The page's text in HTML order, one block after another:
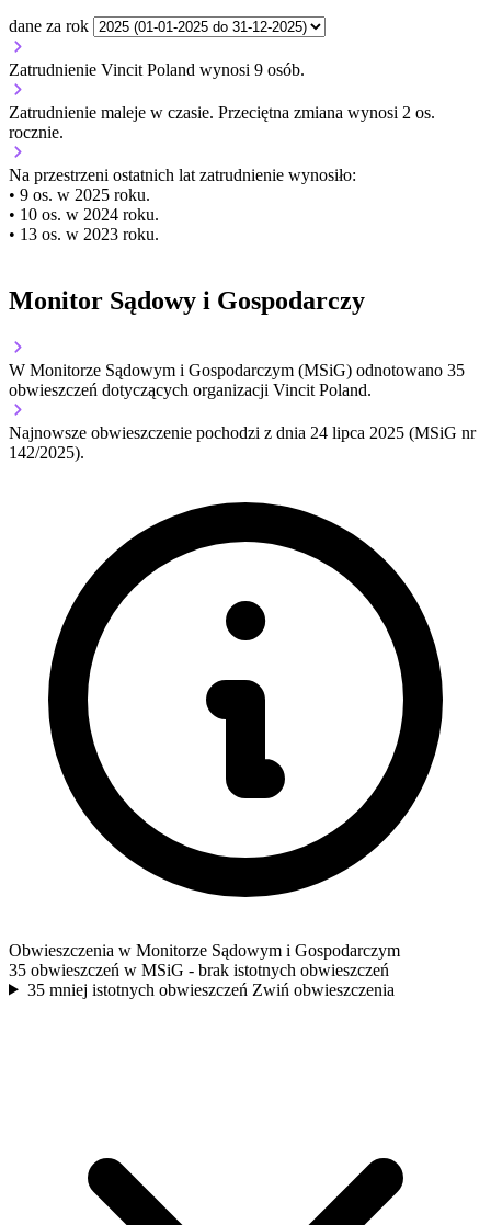
dane za rok
Zatrudnienie Vincit Poland wynosi 9 osób.
Zatrudnienie maleje w czasie. Przeciętna zmiana wynosi 2 os.
rocznie.
Na przestrzeni ostatnich lat zatrudnienie wynosiło:
• 9 os. w 2025 roku.
• 10 os. w 2024 roku.
• 13 os. w 2023 roku.
Monitor Sądowy i Gospodarczy
W Monitorze Sądowym i Gospodarczym (MSiG) odnotowano 35
obwieszczeń dotyczących organizacji Vincit Poland.
Najnowsze obwieszczenie pochodzi z dnia 24 lipca 2025 (MSiG nr
142/2025).
Obwieszczenia w Monitorze Sądowym i Gospodarczym
35 obwieszczeń w MSiG - brak istotnych obwieszczeń
35 mniej istotnych obwieszczeń Zwiń obwieszczenia